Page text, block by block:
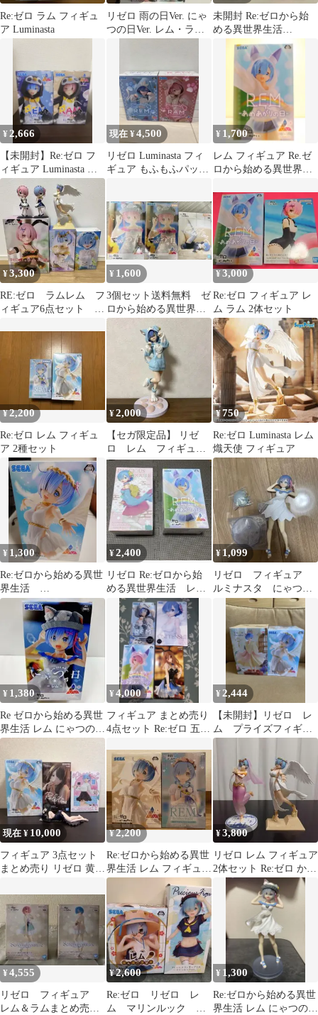
Re:ゼロ ラム フィギュ
ア Luminasta
リゼロ 雨の日Ver. にゃ
つの日Ver. レム・ラム
未開封 Re:ゼロから始
める異世界生活
Luminasta レム ことり
あそび 他 フィギュア
８個セット SF7G08
¥ 2,666
【未開封】Re:ゼロ フ
ィギュア Luminasta こ
とりあそび リゼロ
現在 ¥4,500
リゼロ Luminasta フィ
ギュア もふもふパック
¥ 1,700
レム フィギュア Re.ゼ
ロから始める異世界生
日
¥3,300
RE:ゼロ ラムレム フ
ィギュア6点セット 未
¥ 1,600
3個セット送料無料 ゼ
ロから始める異世界生
活Luminastaラム レム
¥3,000
Re:ゼロ フィギュア レ
ム ラム 2体セット
¥2,200
Re:ゼロ レム フィギュ
ア 2種セット
¥2,000
【セガ限定品】 リゼ
ロ レム フィギュア
（オンクレ限定ver)
¥750
Re:ゼロ Luminasta レム
熾天使 フィギュア
¥ 1,300
Re:ゼロから始める異世
界生活
Luminasta “レム”-超鬼
¥2,400
リゼロ Re:ゼロから始
める異世界生活 レ
ム フィギュア 2種セ
ット
¥ 1,099
リゼロ フィギュア
ルミナスタ にゃつの
日 レム
¥ 1,380
Re ゼロから始める異世
界生活 レム にゃつの日
フィギュア 非売品
¥4,000
フィギュア まとめ売り
4点セット Re:ゼロ 五等
¥ 2,444
【未開封】リゼロ レ
ム プライズフィギュ
ア まとめ売り
現在 ¥ 10,000
フィギュア 3点セット
まとめ売り リゼロ 黄金
¥2,200
Re:ゼロから始める異世
界生活 レム フィギュア
2種セット
¥3,800
リゼロ レム フィギュア
2体セット Re:ゼロ から
始める異世界生活
¥4,555
リゼロ フィギュア
レム＆ラムまとめ売り-
¥2,600
Re:ゼロ リゼロ レ
ム マリンルック ぽ
¥ 1,300
Re:ゼロから始める異世
界生活 レム にゃつの日